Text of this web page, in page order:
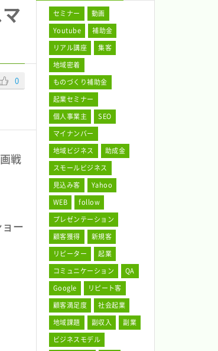
0
戦
ー
セミナー
動画
Youtube
補助金
リアル講座
集客
地域密着
ものづくり補助金
起業セミナー
個人事業主
SEO
マイナンバー
地域ビジネス
助成金
スモールビジネス
見込み客
Yahoo
WEB
follow
プレゼンテーション
顧客獲得
新規客
リピーター
起業
コミュニケーション
QA
Google
リピート客
顧客満足度
社会起業
地域課題
副収入
副業
ビジネスモデル